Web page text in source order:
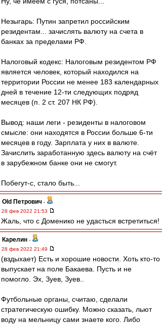
Незыгарь: Путин запретил российским
резидентам... зачислять валюту на счета в
банках за пределами РФ.
Налоговый кодекс: Налоговым резидентом РФ
является человек, который находился на
территории России не менее 183 календарных
дней в течение 12-ти следующих подряд
месяцев (п. 2 ст. 207 НК РФ).
Вывод: наши леги - резиденты в налоговом
смысле: они находятся в России больше 6-ти
месяцев в году. Зарплата у них в валюте.
Зачислить заработанную здесь валюту на счёт
в зарубежном банке они не смогут.
Побегут-с, стало быть...
Old Петрович -
28 фев 2022 21:53
Жаль, что с Доменико не удасться встретиться!
Карелин -
28 фев 2022 21:49
(вздыхает) Есть и хорошие новости. Хоть кто-то
выпускает на поле Бакаева. Пусть и не
помогло. Эх, Зуев, Зуев..
Футбольные органы, считаю, сделали
стратегическую ошибку. Можно сказать, льют
воду на мельницу сами знаете кого. Либо